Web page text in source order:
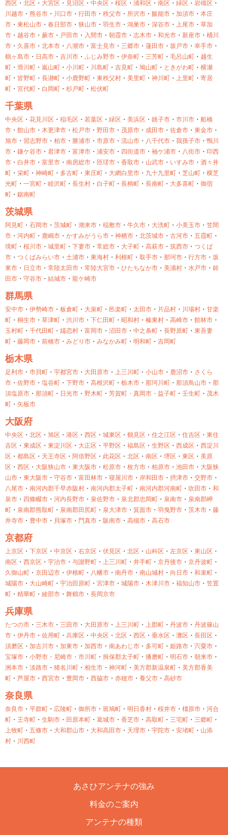
西区 ・ 北区 ・ 大宮区 ・ 見沼区 ・ 中央区 ・ 桜区 ・ 浦和区 ・ 南区 ・ 緑区 ・ 岩槻区 ・
川越市 ・ 熊谷市 ・ 川口市 ・ 行田市 ・ 秩父市 ・ 所沢市 ・ 飯能市 ・ 加須市 ・ 本庄
市 ・ 東松山市 ・ 春日部市 ・ 狭山市 ・ 羽生市 ・ 鴻巣市 ・ 深谷市 ・ 上尾市 ・ 草加
市 ・ 越谷市 ・ 蕨市 ・ 戸田市 ・ 入間市 ・ 朝霞市 ・ 志木市 ・ 和光市 ・ 新座市 ・ 桶川
市 ・ 久喜市 ・ 北本市 ・ 八潮市 ・ 富士見市 ・ 三郷市 ・ 蓮田市 ・ 坂戸市 ・ 幸手市 ・
鶴ヶ島市 ・ 日高市 ・ 吉川市 ・ ふじみ野市 ・ 伊奈町 ・ 三芳町 ・ 毛呂山町 ・ 越生
町 ・ 滑川町 ・ 嵐山町 ・ 小川町 ・ 川島町 ・ 吉見町 ・ 鳩山町 ・ ときがわ町 ・ 横瀬
町 ・ 皆野町 ・ 長瀞町 ・ 小鹿野町 ・ 東秩父村 ・ 美里町 ・ 神川町 ・ 上里町 ・ 寄居
町 ・ 宮代町 ・ 白岡町 ・ 杉戸町 ・ 松伏町
千葉県
中央区 ・ 花見川区 ・ 稲毛区 ・ 若葉区 ・ 緑区 ・ 美浜区 ・ 銚子市 ・ 市川市 ・ 船橋
市 ・ 館山市 ・ 木更津市 ・ 松戸市 ・ 野田市 ・ 茂原市 ・ 成田市 ・ 佐倉市 ・ 東金市 ・
旭市 ・ 習志野市 ・ 柏市 ・ 勝浦市 ・ 市原市 ・ 流山市 ・ 八千代市 ・ 我孫子市 ・ 鴨川
市 ・ 鎌ケ谷市 ・ 君津市 ・ 富津市 ・ 浦安市 ・ 四街道市 ・ 袖ケ浦市 ・ 八街市 ・ 印西
市 ・ 白井市 ・ 富里市 ・ 南房総市 ・ 匝瑳市 ・ 香取市 ・ 山武市 ・ いすみ市 ・ 酒々井
町 ・ 栄町 ・ 神崎町 ・ 多古町 ・ 東庄町 ・ 大網白里市 ・ 九十九里町 ・ 芝山町 ・ 横芝
光町 ・ 一宮町 ・ 睦沢町 ・ 長生村 ・ 白子町 ・ 長柄町 ・ 長南町 ・ 大多喜町 ・ 御宿
町 ・ 鋸南町
茨城県
阿見町 ・ 石岡市 ・ 茨城町 ・ 潮来市 ・ 稲敷市 ・ 牛久市 ・ 大洗町 ・ 小美玉市 ・ 笠間
市 ・ 河内町 ・ 鹿嶋市 ・ かすみがうら市 ・ 神栖市 ・ 北茨城市 ・ 古河市 ・ 五霞町 ・
境町 ・ 桜川市 ・ 城里町 ・ 下妻市 ・ 常総市 ・ 大子町 ・ 高萩市 ・ 筑西市 ・ つくば
市 ・ つくばみらい市 ・ 土浦市 ・ 東海村 ・ 利根町 ・ 取手市 ・ 那珂市 ・ 行方市 ・ 坂
東市 ・ 日立市 ・ 常陸太田市 ・ 常陸大宮市 ・ ひたちなか市 ・ 美浦村 ・ 水戸市 ・ 鉾
田市 ・ 守谷市 ・ 結城市 ・ 龍ケ崎市
群馬県
安中市 ・ 伊勢崎市 ・ 板倉町 ・ 大泉町 ・ 邑楽町 ・ 太田市 ・ 片品村 ・ 川場村 ・ 甘楽
町 ・ 桐生市 ・ 草津町 ・ 渋川市 ・ 下仁田町 ・ 昭和村 ・ 榛東村 ・ 高崎市 ・ 館林市 ・
玉村町 ・ 千代田町 ・ 嬬恋村 ・ 富岡市 ・ 沼田市 ・ 中之条町 ・ 長野原町 ・ 東吾妻
町 ・ 藤岡市 ・ 前橋市 ・ みどり市 ・ みなかみ町 ・ 明和町 ・ 吉岡町
栃木県
足利市 ・ 市貝町 ・ 宇都宮市 ・ 大田原市 ・ 上三川町 ・ 小山市 ・ 鹿沼市 ・ さくら
市 ・ 佐野市 ・ 塩谷町 ・ 下野市 ・ 高根沢町 ・ 栃木市 ・ 那珂川町 ・ 那須鳥山市 ・ 那
須塩原市 ・ 那須町 ・ 日光市 ・ 野木町 ・ 芳賀町・ 真岡市・ 益子町 ・ 壬生町 ・ 茂木
町 ・ 矢板市
大阪府
中央区 ・ 北区 ・ 旭区 ・ 港区 ・ 西区 ・ 城東区 ・ 鶴見区 ・ 住之江区 ・ 住吉区 ・ 東住
吉区 ・ 東成区 ・ 東淀川区 ・ 大正区 ・ 平野区 ・ 福島区 ・ 生野区 ・ 西成区 ・ 西淀川
区 ・ 都島区 ・ 天王寺区 ・ 阿倍野区 ・ 此花区 ・ 北区 ・ 南区 ・ 堺区 ・ 東区 ・ 美原
区 ・ 西区 ・ 大阪狭山市 ・ 東大阪市 ・ 松原市 ・ 枚方市 ・ 柏原市 ・ 池田市 ・ 大阪狭
山市 ・ 東大阪市 ・ 守谷市 ・ 富田林市 ・ 寝屋川市 ・ 岸和田市 ・ 摂津市 ・ 交野市 ・
八尾市 ・ 南河内郡千早赤阪村 ・ 南河内郡太子町 ・ 南河内郡河南町 ・ 吹田市 ・ 和
泉市 ・ 四條畷市 ・ 河内長野市 ・ 泉佐野市 ・ 泉北郡忠岡町 ・ 泉南市 ・ 泉南郡岬
町 ・ 泉南郡熊取町 ・ 泉南郡田尻町 ・ 泉大津市 ・ 箕面市 ・ 羽曳野市 ・ 茨木市 ・ 藤
井寺市 ・ 豊中市 ・ 貝塚市 ・ 門真市 ・ 阪南市 ・ 高槻市 ・ 高石市
京都府
上京区 ・ 下京区 ・ 中京区 ・ 右京区 ・ 伏見区 ・ 北区 ・ 山科区 ・ 左京区 ・ 東山区 ・
南区 ・ 西京区 ・ 宇治市 ・ 与謝野町 ・ 上三川町 ・ 井手町 ・ 京丹後市 ・ 京丹波町 ・
久御山町 ・ 京田辺市 ・ 伊根町 ・ 八幡市 ・ 南丹市 ・ 南山城村 ・ 向日市 ・ 和束町 ・
城陽市 ・ 大山崎町 ・ 宇治田原町 ・ 宮津市 ・ 城陽市 ・ 木津川市 ・ 福知山市 ・ 笠置
町 ・ 精華町 ・ 綾部市 ・ 舞鶴市 ・ 長岡京市
兵庫県
たつの市 ・ 三木市 ・ 三田市 ・ 大田原市 ・ 上三川町 ・ 上郡町 ・ 丹波市 ・ 丹波篠山
市 ・ 伊丹市 ・ 佐用町 ・ 兵庫区 ・ 中央区 ・ 北区 ・ 西区 ・ 垂水区 ・ 灘区 ・ 長田区 ・
須磨区 ・ 加古川市 ・ 加東市 ・ 加西市 ・ 南あわじ市 ・ 多可町 ・ 姫路市 ・ 宍粟市 ・
宝塚市 ・ 小野市・ 尼崎市・ 市川町 ・ 揖保郡太子町 ・ 播磨町 ・ 明石市 ・ 朝来市 ・
洲本市 ・ 淡路市 ・ 猪名川町 ・ 相生市 ・ 神河町 ・ 美方郡新温泉町 ・ 美方郡香美
町 ・ 芦屋市 ・ 西宮市 ・ 豊岡市 ・ 西脇市 ・ 赤穂市 ・ 養父市 ・ 高砂市
奈良県
奈良市 ・ 平群町 ・ 広陵町 ・ 御所市 ・ 斑鳩町 ・ 明日香村 ・ 桜井市 ・ 橿原市 ・ 河合
町 ・ 王寺町 ・ 生駒市 ・ 田原本町 ・ 葛城市 ・ 香芝市 ・ 高取町 ・ 三宅町 ・ 三郷町 ・
上牧町 ・ 五條市 ・ 大和郡山市 ・ 大和高田市 ・ 天理市 ・ 宇陀市 ・ 安堵町 ・ 山添
村 ・ 川西町
あさひアンテナの強み
料金のご案内
アンテナの種類